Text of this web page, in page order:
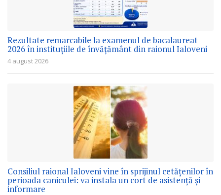
Rezultate remarcabile la examenul de bacalaureat
2026 în instituțiile de învățământ din raionul Ialoveni
4 august 2026
Consiliul raional Ialoveni vine în sprijinul cetățenilor în
perioada caniculei: va instala un cort de asistență și
informare